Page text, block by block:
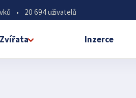
• 20 694 uživatelů
Zvířata Inzerce